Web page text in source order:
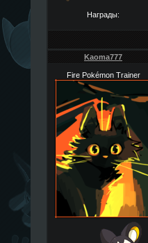
Награды:
Kaoma777
Fire Pokémon Trainer